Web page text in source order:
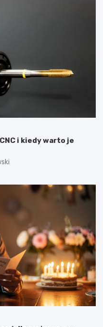
i kiedy warto je